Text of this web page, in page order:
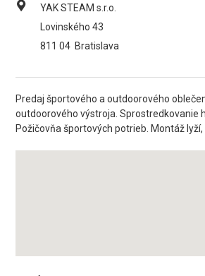
YAK STEAM s.r.o.
Lovinského 43
811 04 Bratislava
Predaj športového a outdoorového
outdoorového výstroja. Sprostredkovanie
Požičovňa športových potrieb. Montáž lyží,